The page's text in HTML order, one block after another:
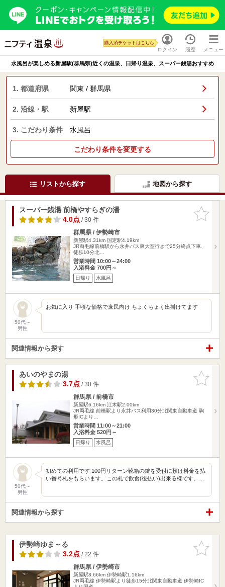
ログイン
購入済チケットはこちら
履歴 メニュー
水風呂が楽しめる新屋駅(群馬県)近くの温泉、日帰り温泉、スーパー銭湯おすすめ
1. 都道府県 関東 / 群馬県
2. 沿線・駅 新屋駅
3. こだわり条件 水風呂
こだわり条件を変更する
リストから探す 地図から探す
お気に入
りに追加
スーパー銭湯 前橋やすらぎの湯
4.0点/ 30 件
群馬県 / 伊勢崎市
新屋駅4.31km 国定駅4.19km
JR両毛線前橋駅から永井バス東大室行きで25分終点下車、
徒歩10分北…
営業時間 10:00～24:00
入浴料金 700円～
日帰り 水風呂
50代～
男性
お気に入り 手頃な価格で庶民向け ちょくちょく出掛けてます
関連情報から探す
お気に入
りに追加
あいのやまの湯
3.7点/ 30 件
群馬県 / 前橋市
新屋駅6.16km 江木駅2.00km
JR両毛線 前橋駅より永井バス利用30分北関東自動車道 駒
形ICより…
営業時間 11:00～21:00
入浴料金 520円～
日帰り 水風呂
50代～
男性
初めての利用です 100円リターン靴箱の鍵を受付に預け料金を払
い番号札をもらいます。この札で飲食(後払い)出来る様です。…
関連情報から探す
お気に入
りに追加
伊勢崎ゆま～る
3.2点/ 22 件
群馬県 / 伊勢崎市
新屋駅8.66km 伊勢崎駅1.16km
JR両毛線 伊勢崎駅より徒歩15分北関東自動車道 伊勢崎IC